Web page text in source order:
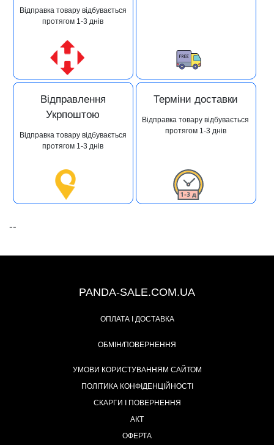
Відправка товару відбувається
протягом 1-3 днів
Відправлення
Укрпоштою
Відправка товару відбувається
протягом 1-3 днів
Терміни доставки
Відправка товару відбувається
протягом 1-3 днів
--
PANDA-SALE.COM.UA
ОПЛАТА І ДОСТАВКА
ОБМІН/ПОВЕРНЕННЯ
УМОВИ КОРИСТУВАННЯМ САЙТОМ
ПОЛІТИКА КОНФІДЕНЦІЙНОСТІ
СКАРГИ І ПОВЕРНЕННЯ
АКТ
ОФЕРТА